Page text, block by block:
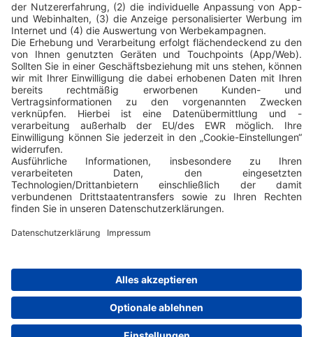
Senden Sie Ihren Tipp per E-
Mail, WhatsApp oder andere
soziale Medien an Ihre Kunden
Freuen
Sichern Sie sich bis zu 50 € für
jeden erfolgreichen Tipp
Impressum AGB
Teilnahmebedingungen Cookie-Einstellungen